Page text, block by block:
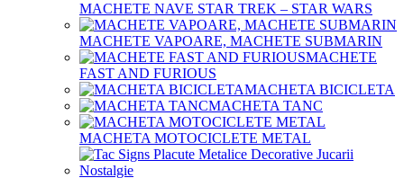
MACHETE NAVE STAR TREK – STAR WARS
MACHETE VAPOARE, MACHETE SUBMARIN
MACHETE
FAST AND FURIOUS
MACHETA BICICLETA
MACHETA TANC
MACHETA MOTOCICLETE METAL